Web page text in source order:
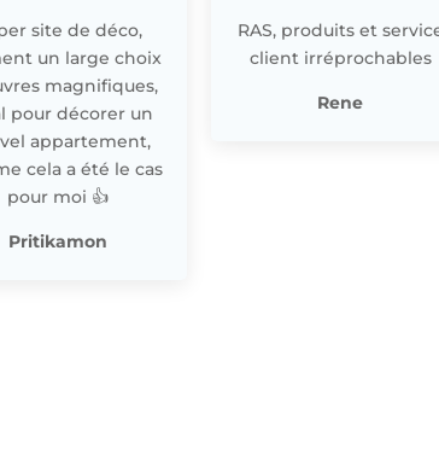
site de déco,
un large choix
magnifiques,
pour décorer un
appartement,
cela a été le cas
pour moi 👍
Pritikamon
RAS, produits et
client irréprochables
Rene